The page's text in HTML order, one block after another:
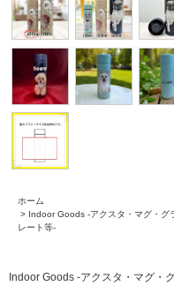
ホーム
> Indoor Goods -アクスタ・マグ・グ
レート等-
Indoor Goods -アクスタ・マグ・